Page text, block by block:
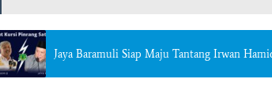
Jaya Baramuli Siap Maju Tantang Irwan